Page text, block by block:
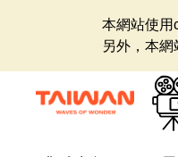
本網站使用
另外，本